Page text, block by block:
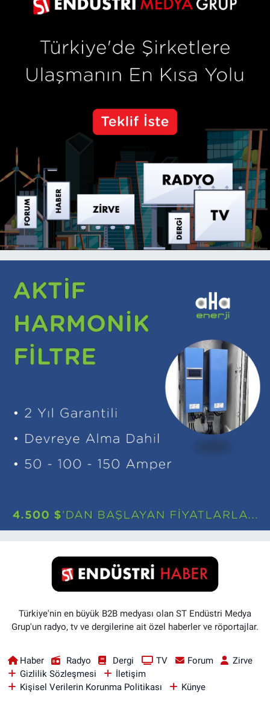
Türkiye'nin en büyük B2B medyası olan ST Endüstri Medya
Grup'un radyo, tv ve dergilerine ait özel haberler ve röportajlar.
Haber Radyo Dergi TV Forum
Zirve
Gizlilik Sözleşmesi
İletişim
Kişisel Verilerin Korunma Politikası
Künye